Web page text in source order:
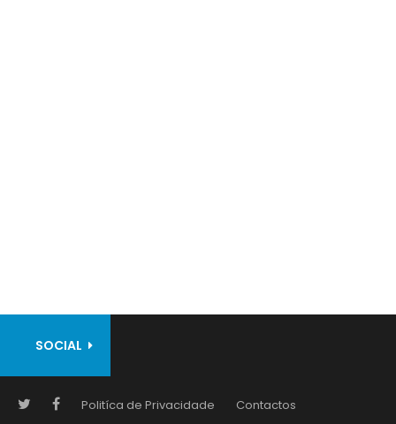
SOCIAL
Politíca de Privacidade Contactos